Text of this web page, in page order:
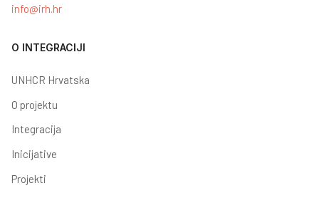
info@irh.hr
O INTEGRACIJI
UNHCR Hrvatska
O projektu
Integracija
Inicijative
Projekti